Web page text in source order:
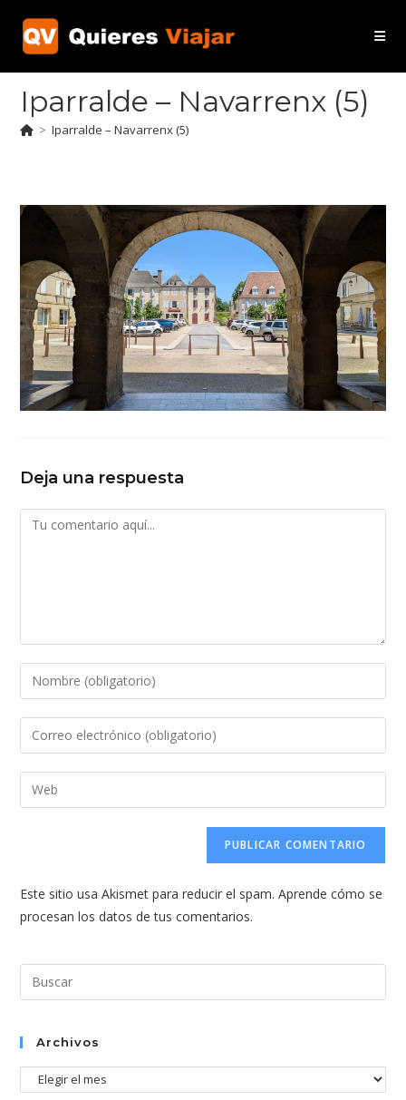
contenido
Iparralde – Navarrenx (5)
> Iparralde – Navarrenx (5)
Deja una respuesta
Comentario
Introduce
tu
nombre
de
usuario
Introduce
tu
dirección
de
comentar
Introduce
la
web
(opcional)
Este sitio usa Akismet para reducir el spam.Aprende cómo se
procesan los datos de tus comentarios.
el
Archivos
Archivos